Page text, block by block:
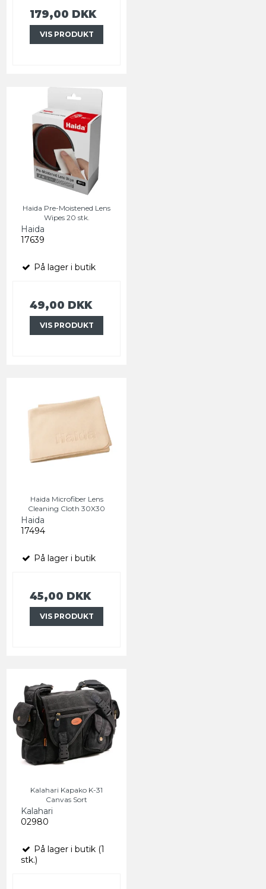
179,00 DKK
VIS PRODUKT
Haida Pre-Moistened Lens
Wipes 20 stk.
Haida
17639
På lager i butik
49,00 DKK
VIS PRODUKT
Haida Microfiber Lens
Cleaning Cloth 30X30
Haida
17494
På lager i butik
45,00 DKK
VIS PRODUKT
Kalahari Kapako K-31
Canvas Sort
Kalahari
02980
På lager i butik (1
stk.)